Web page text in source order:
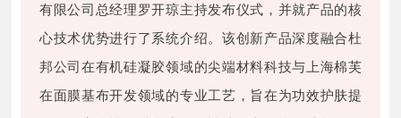
有限公司总经理罗开琼主持发布仪式，并就产品的核
心技术优势进行了系统介绍。该创新产品深度融合杜
邦公司在有机硅凝胶领域的尖端材料科技与上海棉芙
在面膜基布开发领域的专业工艺，旨在为功效护肤提